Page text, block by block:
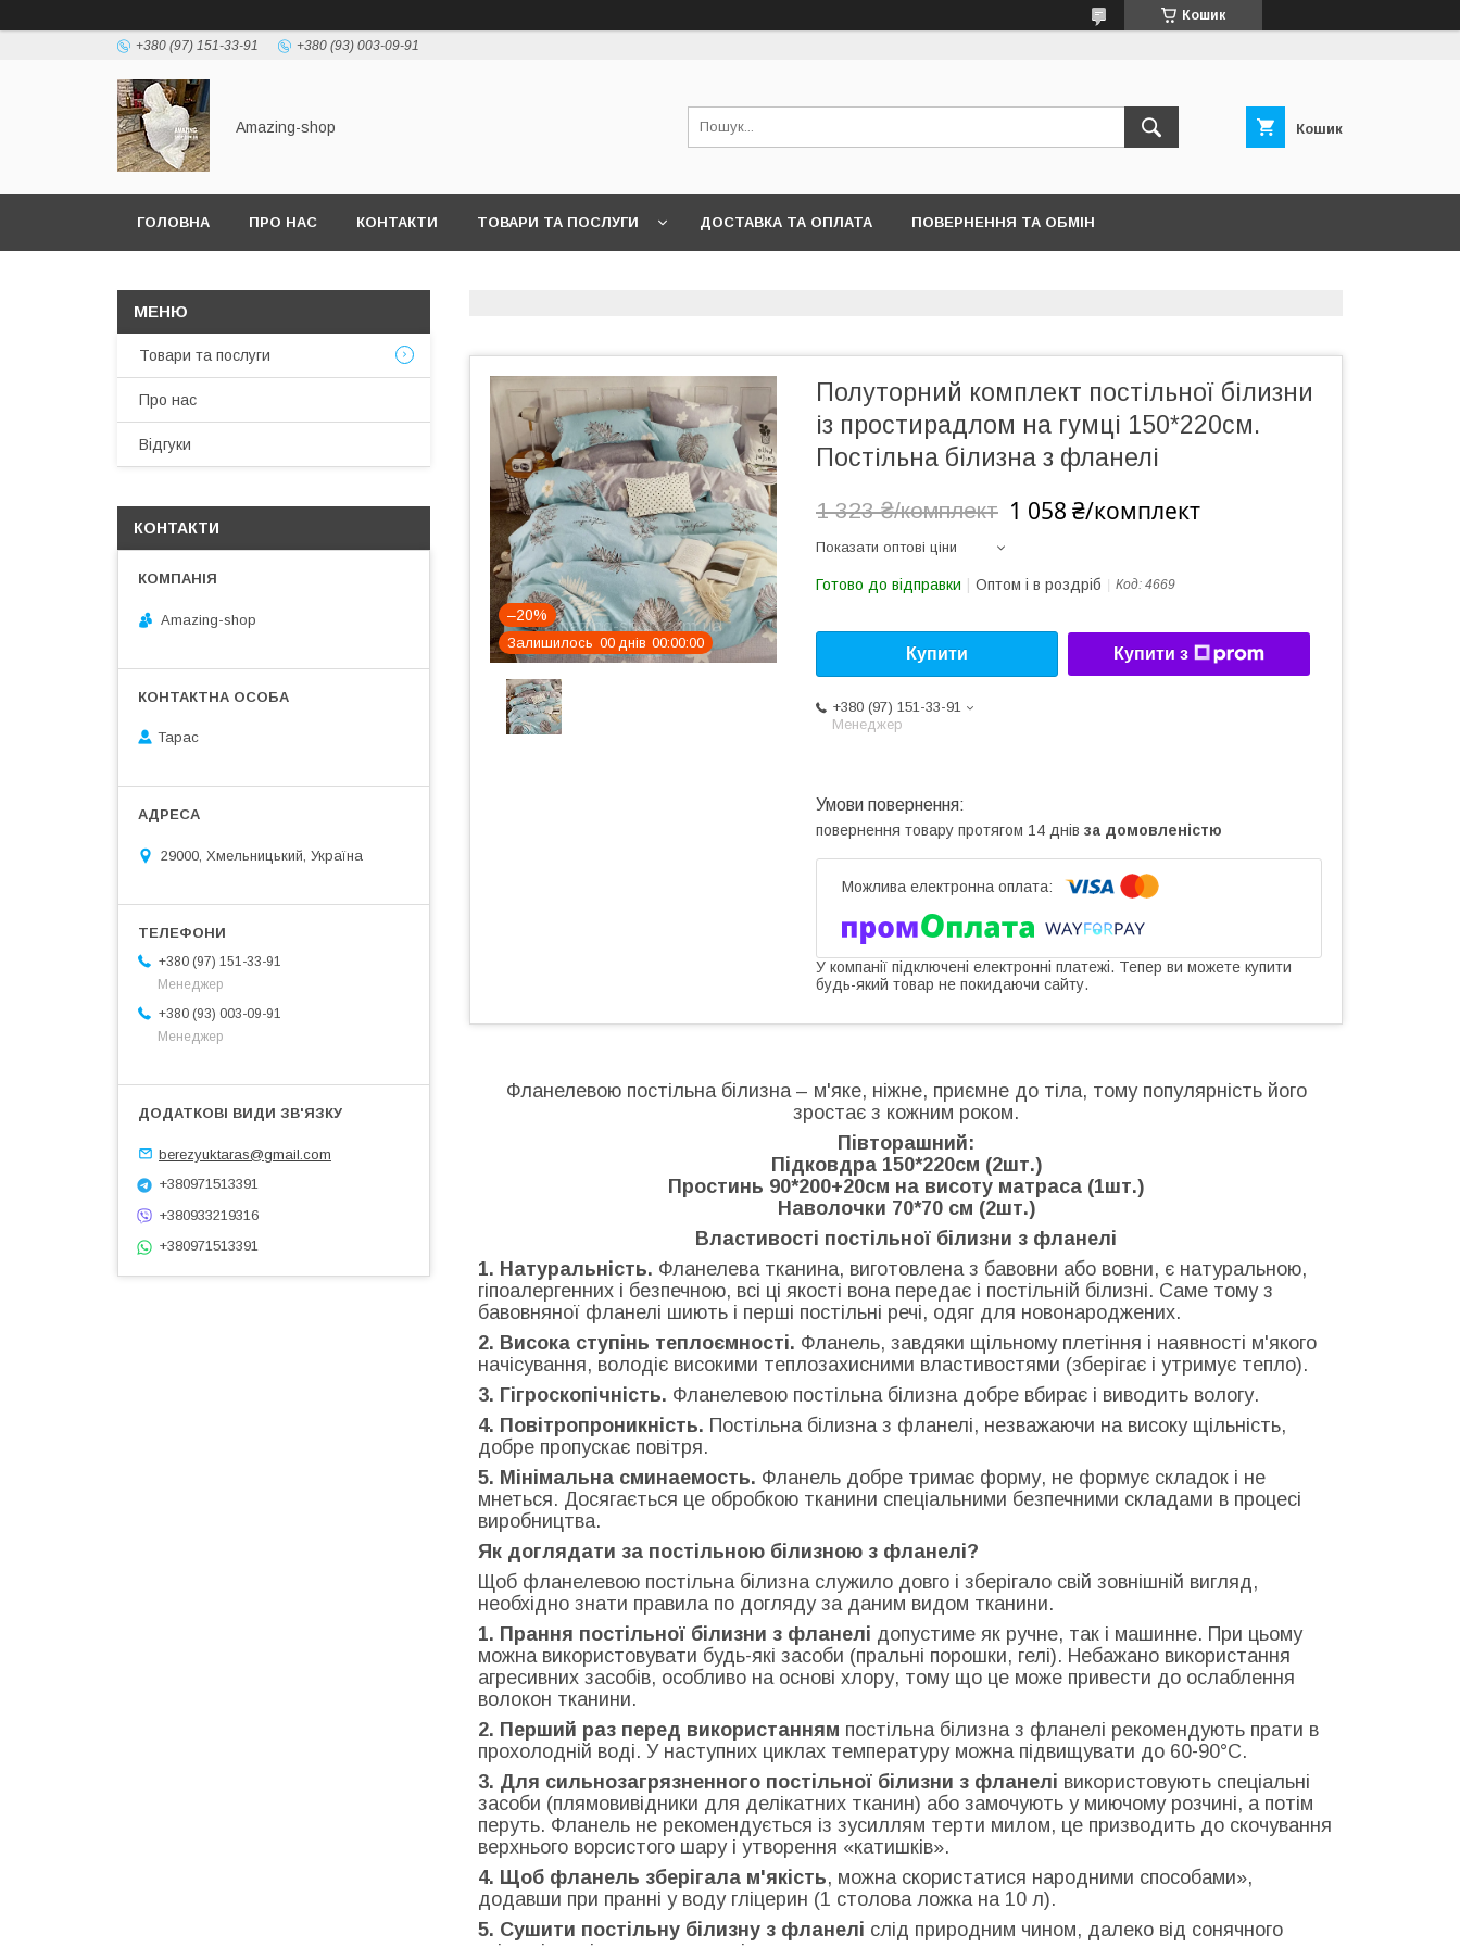
Кошик
+380 (97) 151-33-91 +380 (93) 003-09-91
Amazing-shop Кошик
ГОЛОВНА ПРО НАС КОНТАКТИ ТОВАРИ ТА ПОСЛУГИ ДОСТАВКА ТА ОПЛАТА ПОВЕРНЕННЯ ТА ОБМІН
–20%
Залишилось 00 днів 00 00 00
Полуторний комплект постільної білизни
із простирадлом на гумці 150*220см.
Постільна білизна з фланелі
1 323 ₴/комплект 1 058 ₴/комплект
Показати оптові ціни
Готово до відправки Оптом і в роздріб Код: 4669
Купити Купити з
+380 (97) 151-33-91
Менеджер
повернення товару протягом 14 днів за домовленістю
У компанії підключені електронні платежі. Тепер ви можете купити
будь-який товар не покидаючи сайту.
Фланелевою постільна білизна – м'яке, ніжне, приємне до тіла, тому популярність його
зростає з кожним роком.
Півторашний:
Підковдра 150*220см (2шт.)
Простинь 90*200+20см на висоту матраса (1шт.)
Наволочки 70*70 см (2шт.)
Властивості постільної білизни з фланелі
1. Натуральність. Фланелева тканина, виготовлена з бавовни або вовни, є натуральною,
гіпоалергенних і безпечною, всі ці якості вона передає і постільній білизні. Саме тому з
бавовняної фланелі шиють і перші постільні речі, одяг для новонароджених.
2. Висока ступінь теплоємності. Фланель, завдяки щільному плетіння і наявності м'якого
начісування, володіє високими теплозахисними властивостями (зберігає і утримує тепло).
3. Гігроскопічність. Фланелевою постільна білизна добре вбирає і виводить вологу.
4. Повітропроникність. Постільна білизна з фланелі, незважаючи на високу щільність,
добре пропускає повітря.
5. Мінімальна сминаемость. Фланель добре тримає форму, не формує складок і не
мнеться. Досягається це обробкою тканини спеціальними безпечними складами в процесі
виробництва.
Як доглядати за постільною білизною з фланелі?
Щоб фланелевою постільна білизна служило довго і зберігало свій зовнішній вигляд,
необхідно знати правила по догляду за даним видом тканини.
1. Прання постільної білизни з фланелі допустиме як ручне, так і машинне. При цьому
можна використовувати будь-які засоби (пральні порошки, гелі). Небажано використання
агресивних засобів, особливо на основі хлору, тому що це може привести до ослаблення
волокон тканини.
2. Перший раз перед використанням постільна білизна з фланелі рекомендують прати в
прохолодній воді. У наступних циклах температуру можна підвищувати до 60-90°С.
3. Для сильнозагрязненного постільної білизни з фланелі використовують спеціальні
засоби (плямовивідники для делікатних тканин) або замочують у миючому розчині, а потім
перуть. Фланель не рекомендується із зусиллям терти милом, це призводить до скочування
верхнього ворсистого шару і утворення «катишків».
4. Щоб фланель зберігала м'якість, можна скористатися народними способами»,
додавши при пранні у воду гліцерин (1 столова ложка на 10 л).
5. Сушити постільну білизну з фланелі слід природним чином, далеко від сонячного
Товари та послуги
Про нас
Відгуки
КОНТАКТИ
Amazing-shop
Тарас
29000, Хмельницький, Україна
+380 (97) 151-33-91
Менеджер
+380 (93) 003-09-91
Менеджер
berezyuktaras@gmail.com
+380971513391
+380933219316
+380971513391